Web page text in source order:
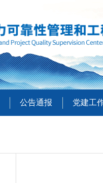
公告通报 党建工